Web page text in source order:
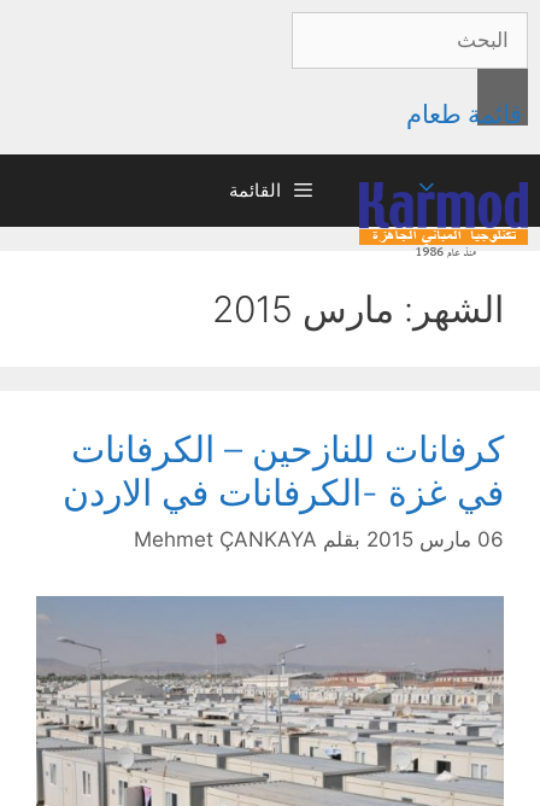
قائمة طعام
القائمة
الشهر: مارس 2015
كرفانات للنازحين – الكرفانات
في غزة -الكرفانات في الاردن
06 مارس 2015 بقلم Mehmet ÇANKAYA